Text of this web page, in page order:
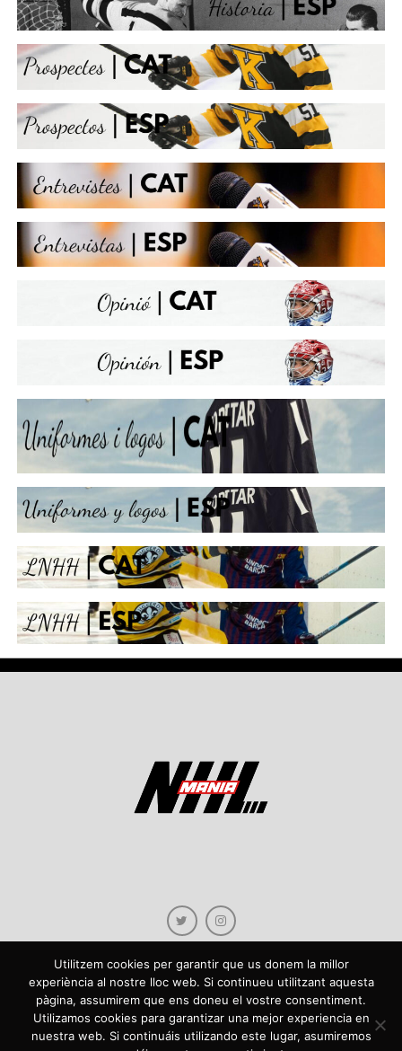
Copyright © 2021 NHLmania.com. Tots els drets reservats / Todos los derechos
reservados. NHLmania és una web dedicada a la difusió de contingut sobre la
NHL, tant en català com en castellà. L'escut de NHLmania.com és propietat de la
Utilitzem cookies per garantir que us donem la millor
experiència al nostre lloc web. Si continueu utilitzant aquesta
pàgina, assumirem que ens doneu el vostre consentiment.
Utilizamos cookies para garantizar una mejor experiencia en
nuestra web. Si continuáis utilizando este lugar, asumiremos